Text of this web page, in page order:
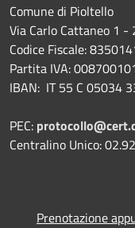
Comune di Pioltello
Via Carlo Cattaneo 1
Codice Fiscale:
Partita IVA:
IBAN: IT 55 C 05034
PEC:
Centralino Unico:
Prenotazione